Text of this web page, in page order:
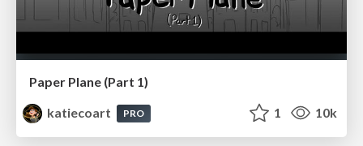
Paper Plane (Part 1)
katiecoart
PRO 1 10k